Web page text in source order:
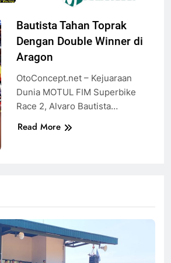
Bautista Tahan Toprak
Dengan Double Winner di
Aragon
OtoConcept.net – Kejuaraan
Dunia MOTUL FIM Superbike
Race 2, Alvaro Bautista…
Read More